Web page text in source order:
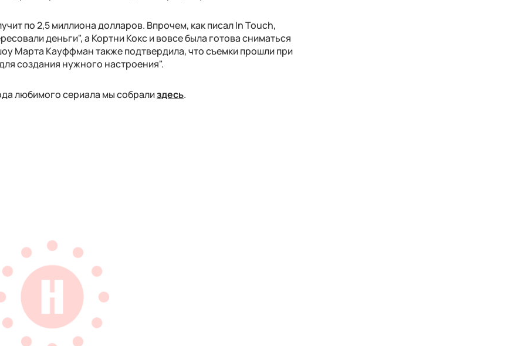
по 2,5 миллиона долларов. Впрочем, как писал In Touch,
деньги", а Кортни Кокс и вовсе была готова сниматься
Марта Кауффман также подтвердила, что съемки прошли при
создания нужного настроения".
любимого сериала мы собрализдесь.